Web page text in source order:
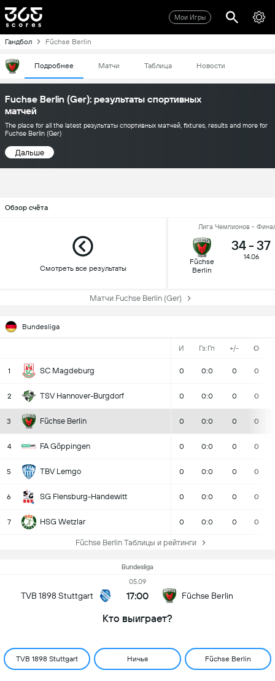
Мои Игры
Гандбол Füchse Berlin
Подробнее Матчи Таблица Новости
Fuchse Berlin (Ger): результаты спортивных
матчей
The place for all the latest результаты спортивных матчей, fixtures, results and more for
Fuchse Berlin (Ger)
Дальше
Обзор счёта
Смотреть все результаты
Лига Чемпионов -
Füchse
Berlin
34- 37
14.06
Матчи Fuchse Berlin (Ger)
Bundesliga
И Гз:Гп +/- О
1 SC Magdeburg 0 0:0 0 0
2 TSV Hannover-Burgdorf 0 0:0 0 0
3 Füchse Berlin 0 0:0 0 0
4 FA Göppingen 0 0:0 0 0
5 TBV Lemgo 0 0:0 0 0
6 SG Flensburg-Handewitt 0 0:0 0 0
7 HSG Wetzlar 0 0:0 0 0
Füchse Berlin Таблицы и рейтинги
Bundesliga
TVB 1898 Stuttgart
05.09
17:00 Füchse Berlin
Кто выиграет?
TVB 1898 Stuttgart Ничья Füchse Berlin